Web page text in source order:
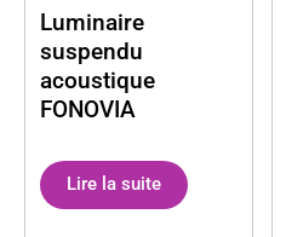
Luminaire
suspendu
acoustique
FONOVIA
Lire la suite